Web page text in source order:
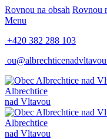
Rovnou na obsah Rovnou
Menu
+420 382 288 103
Albrechtice
nad Vltavou
Albrechtice
nad Vltavou